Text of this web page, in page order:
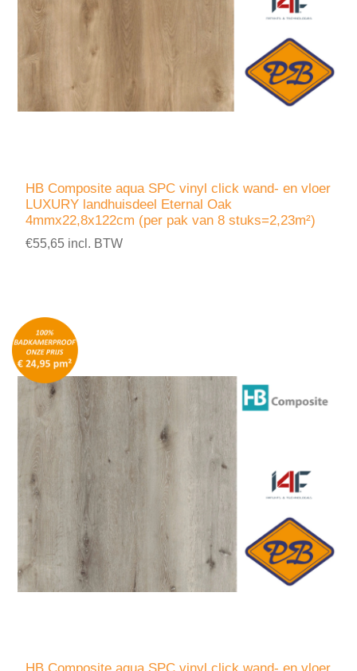
HB Composite aqua SPC vinyl click wand- en vloer
LUXURY landhuisdeel Eternal Oak
4mmx22,8x122cm (per pak van 8 stuks=2,23m²)
€55,65 incl. BTW
HB Composite aqua SPC vinyl click wand- en vloer